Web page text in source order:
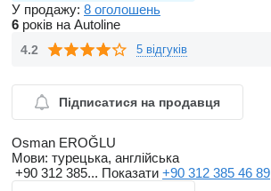
У продажу: 8 оголошень
6 років на Autoline
4.2 5 відгуків
Підписатися на продавця
Osman EROĞLU
Мови: турецька, англійська
+90 312 385... Показати +90 312 385 46 89